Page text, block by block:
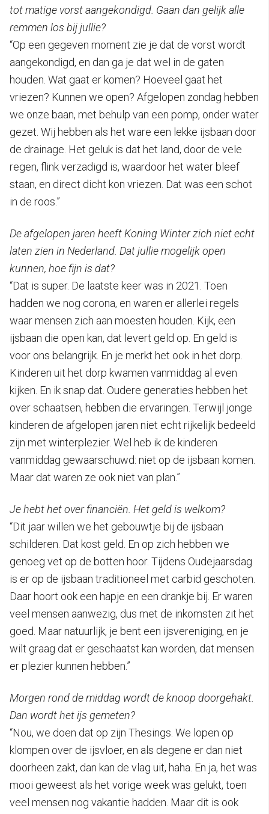
tot matige vorst aangekondigd. Gaan dan gelijk alle
remmen los bij jullie?
“Op een gegeven moment zie je dat de vorst wordt
aangekondigd, en dan ga je dat wel in de gaten
houden. Wat gaat er komen? Hoeveel gaat het
vriezen? Kunnen we open? Afgelopen zondag hebben
we onze baan, met behulp van een pomp, onder water
gezet. Wij hebben als het ware een lekke ijsbaan door
de drainage. Het geluk is dat het land, door de vele
regen, flink verzadigd is, waardoor het water bleef
staan, en direct dicht kon vriezen. Dat was een schot
in de roos.”
De afgelopen jaren heeft Koning Winter zich niet echt
laten zien in Nederland. Dat jullie mogelijk open
kunnen, hoe fijn is dat?
“Dat is super. De laatste keer was in 2021. Toen
hadden we nog corona, en waren er allerlei regels
waar mensen zich aan moesten houden. Kijk, een
ijsbaan die open kan, dat levert geld op. En geld is
voor ons belangrijk. En je merkt het ook in het dorp.
Kinderen uit het dorp kwamen vanmiddag al even
kijken. En ik snap dat. Oudere generaties hebben het
over schaatsen, hebben die ervaringen. Terwijl jonge
kinderen de afgelopen jaren niet echt rijkelijk bedeeld
zijn met winterplezier. Wel heb ik de kinderen
vanmiddag gewaarschuwd: niet op de ijsbaan komen.
Maar dat waren ze ook niet van plan.”
Je hebt het over financiën. Het geld is welkom?
“Dit jaar willen we het gebouwtje bij de ijsbaan
schilderen. Dat kost geld. En op zich hebben we
genoeg vet op de botten hoor. Tijdens Oudejaarsdag
is er op de ijsbaan traditioneel met carbid geschoten.
Daar hoort ook een hapje en een drankje bij. Er waren
veel mensen aanwezig, dus met de inkomsten zit het
goed. Maar natuurlijk, je bent een ijsvereniging, en je
wilt graag dat er geschaatst kan worden, dat mensen
er plezier kunnen hebben.”
Morgen rond de middag wordt de knoop doorgehakt.
Dan wordt het ijs gemeten?
“Nou, we doen dat op zijn Thesings. We lopen op
klompen over de ijsvloer, en als degene er dan niet
doorheen zakt, dan kan de vlag uit, haha. En ja, het was
mooi geweest als het vorige week was gelukt, toen
veel mensen nog vakantie hadden. Maar dit is ook